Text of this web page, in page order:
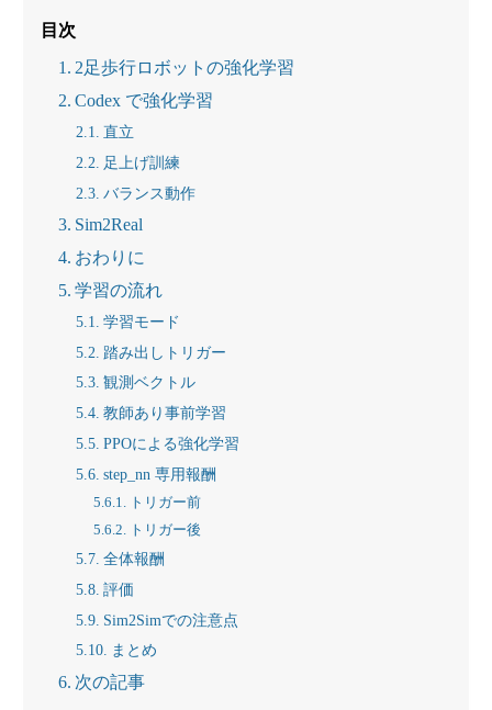
目次
2足歩行ロボットの強化学習
Codex で強化学習
直立
足上げ訓練
バランス動作
Sim2Real
おわりに
学習の流れ
学習モード
踏み出しトリガー
観測ベクトル
教師あり事前学習
PPOによる強化学習
step_nn 専用報酬
トリガー前
トリガー後
全体報酬
評価
Sim2Simでの注意点
まとめ
次の記事